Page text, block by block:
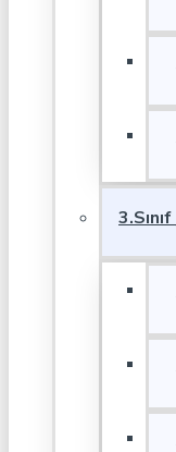
3.Sınıf